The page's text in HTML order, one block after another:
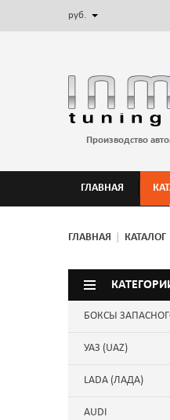
руб.
Производство
ГЛАВНАЯ
ГЛАВНАЯ КАТАЛОГ
БОКСЫ
УАЗ (UAZ)
LADA (ЛАДА)
AUDI